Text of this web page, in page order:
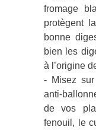
fromage
protègent
bonne
bien les
à l’origine
- Misez
anti-
de vos
fenouil, le